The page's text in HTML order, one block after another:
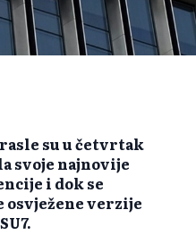
su u četvrtak
svoje najnovije
i dok se
verzije